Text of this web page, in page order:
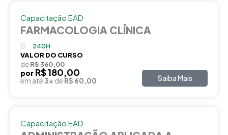
Capacitação EAD
FARMACOLOGIA CLÍNICA
240H
VALOR DO CURSO
deR$ 360,00
por R$ 180,00
em até3x de R$ 60,00 Saiba Mais
Capacitação EAD